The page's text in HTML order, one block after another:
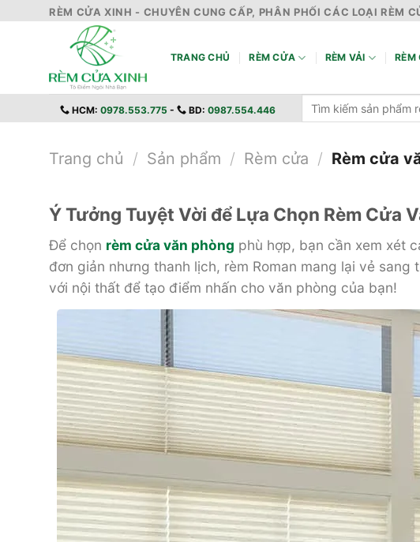
RÈM CỬA XINH - CHUYÊN CUNG CẤP, PHÂN PHỐI CÁC LOẠI RÈM
TRANG CHỦ RÈM CỬA RÈM VẢI RÈM
HCM: 0978.553.775 - BD: 0987.554.446
Trang chủ / Sản phẩm / Rèm cửa / Rèm cửa
Ý Tưởng Tuyệt Vời để Lựa Chọn Rèm Cửa
Để chọn rèm cửa văn phòng phù hợp, bạn cần xem xét
đơn giản nhưng thanh lịch, rèm Roman mang lại vẻ
với nội thất để tạo điểm nhấn cho văn phòng của bạn!